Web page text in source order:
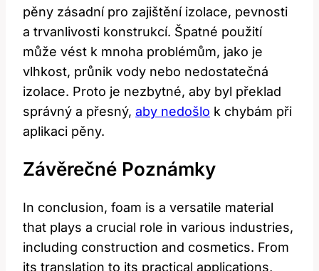
pěny zásadní pro zajištění izolace, pevnosti
a trvanlivosti konstrukcí. Špatné použití
může vést k mnoha problémům, jako je
vlhkost, průnik vody nebo nedostatečná
izolace. Proto je nezbytné, aby byl překlad
správný a přesný, aby nedošlo k chybám při
aplikaci pěny.
Závěrečné Poznámky
In conclusion, foam is a versatile material
that plays a crucial role in various industries,
including construction and cosmetics. From
its translation to its practical applications,